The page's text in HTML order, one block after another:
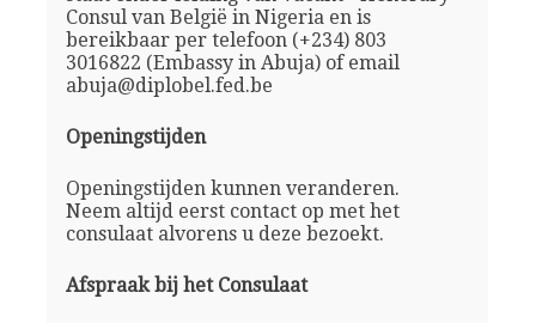
Consul van België in Nigeria en is
bereikbaar per telefoon (+234) 803
3016822 (Embassy in Abuja) of email
abuja@diplobel.fed.be
Openingstijden
Openingstijden kunnen veranderen.
Neem altijd eerst contact op met het
consulaat alvorens u deze bezoekt.
Afspraak bij het Consulaat